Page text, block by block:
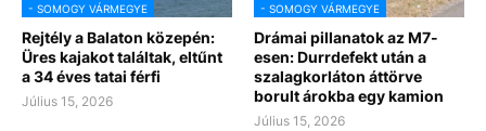
- SOMOGY VÁRMEGYE
Rejtély a Balaton közepén:
Üres kajakot találtak, eltűnt
a 34 éves tatai férfi
Július 15, 2026
- SOMOGY VÁRMEGYE
Drámai pillanatok az M7-
esen: Durrdefekt után a
szalagkorláton áttörve
borult árokba egy kamion
Július 15, 2026